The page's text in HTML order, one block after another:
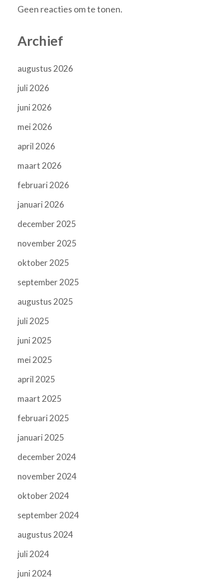
Geen reacties om te tonen.
Archief
augustus 2026
juli 2026
juni 2026
mei 2026
april 2026
maart 2026
februari 2026
januari 2026
december 2025
november 2025
oktober 2025
september 2025
augustus 2025
juli 2025
juni 2025
mei 2025
april 2025
maart 2025
februari 2025
januari 2025
december 2024
november 2024
oktober 2024
september 2024
augustus 2024
juli 2024
juni 2024